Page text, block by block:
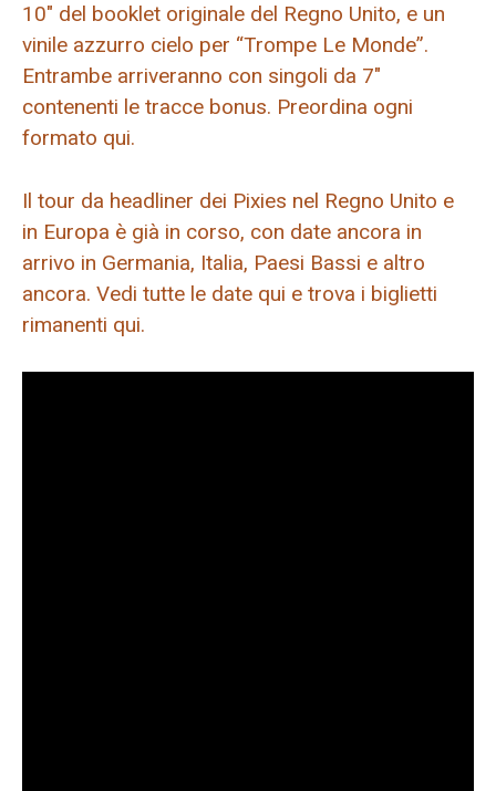
10″ del booklet originale del Regno Unito, e un
vinile azzurro cielo per “Trompe Le Monde”.
Entrambe arriveranno con singoli da 7″
contenenti le tracce bonus. Preordina ogni
formato qui.
Il tour da headliner dei Pixies nel Regno Unito e
in Europa è già in corso, con date ancora in
arrivo in Germania, Italia, Paesi Bassi e altro
ancora. Vedi tutte le date qui e trova i biglietti
rimanenti qui.